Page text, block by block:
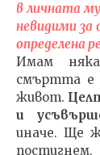
в личната
невидими за
определена
Имам
смъртта е
живот.
и
иначе. Ще